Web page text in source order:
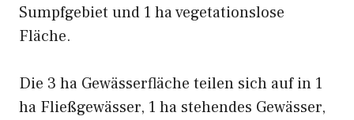
Sumpfgebiet und 1 ha vegetationslose
Fläche.
Die 3 ha Gewässerfläche teilen sich auf in 1
ha Fließgewässer, 1 ha stehendes Gewässer,